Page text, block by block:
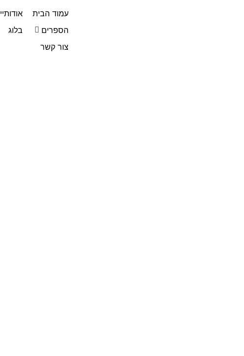
עמוד הבית אודותיי
הספרים
בלוג
צור קשר